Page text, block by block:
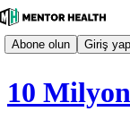
Abone olun Giriş
10